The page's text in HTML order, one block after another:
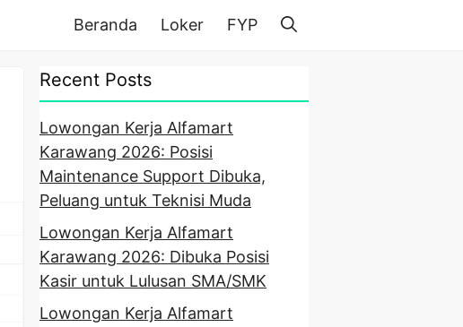
Beranda Loker FYP
Recent Posts
Lowongan Kerja Alfamart
Karawang 2026: Posisi
Maintenance Support Dibuka,
Peluang untuk Teknisi Muda
Lowongan Kerja Alfamart
Karawang 2026: Dibuka Posisi
Kasir untuk Lulusan SMA/SMK
Lowongan Kerja Alfamart